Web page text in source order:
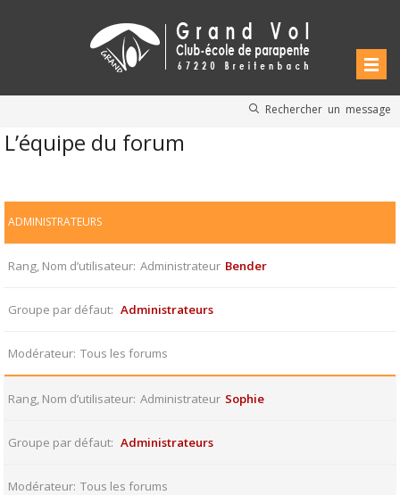
Rechercher un message
L’équipe du forum
ADMINISTRATEURS
Rang, Nom d’utilisateur Administrateur Bender
Groupe par défaut Administrateurs
Modérateur Tous les forums
Rang, Nom d’utilisateur Administrateur Sophie
Groupe par défaut Administrateurs
Modérateur Tous les forums